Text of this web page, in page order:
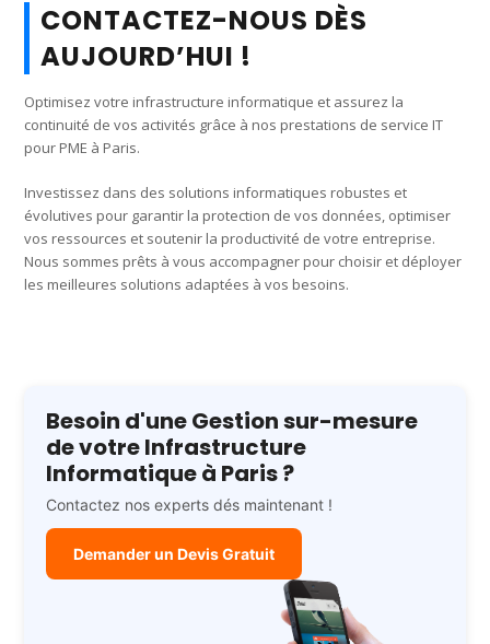
CONTACTEZ-NOUS DÈS
AUJOURD’HUI !
Optimisez votre infrastructure informatique et assurez la
continuité de vos activités grâce à nos prestations de service IT
pour PME à Paris.
Investissez dans des solutions informatiques robustes et
évolutives pour garantir la protection de vos données, optimiser
vos ressources et soutenir la productivité de votre entreprise.
Nous sommes prêts à vous accompagner pour choisir et déployer
les meilleures solutions adaptées à vos besoins.
Besoin d'une Gestion sur-mesure
de votre Infrastructure
Informatique à Paris ?
Contactez nos experts dés maintenant !
Demander un Devis Gratuit